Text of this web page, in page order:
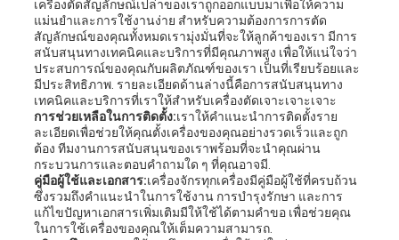
เครื่องตัดสัญลักษณ์เปล่าของเราถูกออกแบบมาเพื่อให้ความ
แม่นยําและการใช้งานง่าย สําหรับความต้องการการตัด
สัญลักษณ์ของคุณทั้งหมดเรามุ่งมั่นที่จะให้ลูกค้าของเรา มีการ
สนับสนุนทางเทคนิคและบริการที่มีคุณภาพสูง เพื่อให้แน่ใจว่า
ประสบการณ์ของคุณกับผลิตภัณฑ์ของเรา เป็นที่เรียบร้อยและ
มีประสิทธิภาพ. รายละเอียดด้านล่างนี้คือการสนับสนุนทาง
เทคนิคและบริการที่เราให้สําหรับเครื่องตัดเจาะเจาะเจาะ
การช่วยเหลือในการติดตั้ง:เราให้คําแนะนําการติดตั้งราย
ละเอียดเพื่อช่วยให้คุณตั้งเครื่องของคุณอย่างรวดเร็วและถูก
ต้อง ทีมงานการสนับสนุนของเราพร้อมที่จะนําคุณผ่าน
กระบวนการและตอบคําถามใด ๆ ที่คุณอาจมี.
คู่มือผู้ใช้และเอกสาร:เครื่องจักรทุกเครื่องมีคู่มือผู้ใช้ที่ครบถ้วน
ซึ่งรวมถึงคําแนะนําในการใช้งาน การบํารุงรักษา และการ
แก้ไขปัญหาเอกสารเพิ่มเติมมีให้ใช้ได้ตามคําขอ เพื่อช่วยคุณ
ในการใช้เครื่องของคุณให้เต็มความสามารถ.